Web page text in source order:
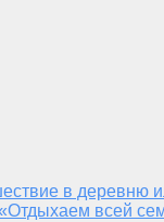
в деревню
всей